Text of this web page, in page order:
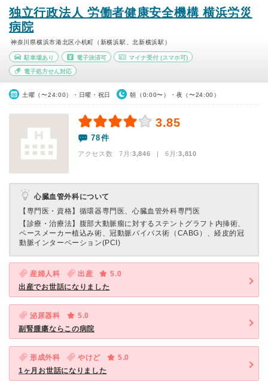
独立行政法人 労働者健康安全機構 横浜労災
病院
神奈川県横浜市港北区小机町（新横浜駅、北新横浜駅）
駐車場あり 電子決済可 マイナ受付 (スマホ可)
電子処方せん対応
土曜（〜24:00）・日曜・祝日 朝（0:00〜）・夜（〜24:00）
3.85
78件
アクセス数 7月:3,846 | 6月:3,810
心臓血管外科について
【専門医・資格】 循環器専門医、心臓血管外科専門医
【診療・治療法】
腹部大動脈瘤に対するステントグラフト内挿術、
ペースメーカー植込み術、冠動脈バイパス術（CABG）、経皮的冠
動脈インターベーション(PCI)
産婦人科 出産
5.0
出産でお世話になりました
泌尿器科
5.0
副腎腫瘍ならこの病院
形成外科 やけど
5.0
1ヶ月お世話になりました